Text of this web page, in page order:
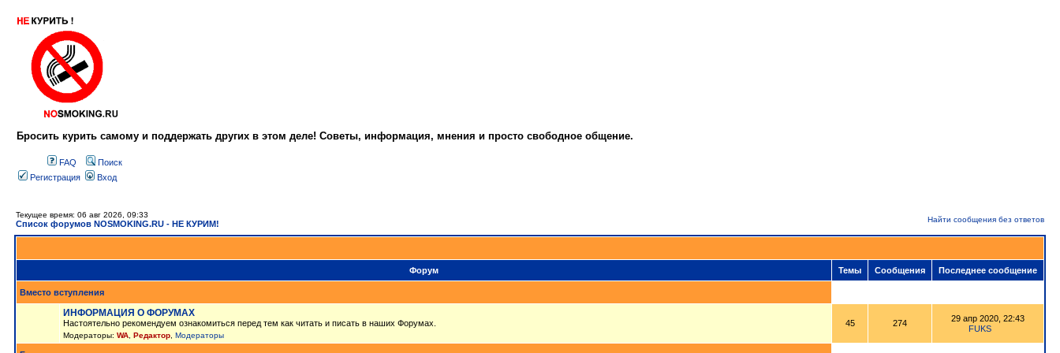
Бросить курить самому и поддержать других в этом деле! Советы, информация, мнения и просто свободное общение.
FAQ
Поиск
Регистрация
Вход
Текущее время: 06 авг 2026, 09:33
Список форумов NOSMOKING.RU - НЕ КУРИМ! Найти сообщения без ответов
Форум Темы Сообщения Последнее сообщение
Вместо вступления
ИНФОРМАЦИЯ О ФОРУМАХ
Настоятельно рекомендуем ознакомиться перед тем как читать и писать в наших Форумах.
Модераторы: WA Редактор Модераторы
45 274
29 апр 2020, 22:43
FUKS